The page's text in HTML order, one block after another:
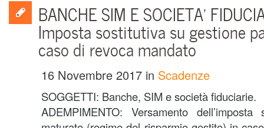
BANCHE SIM E SOCIETA’
Imposta sostitutiva su gestione
caso di revoca mandato
16 Novembre 2017 in Scadenze
SOGGETTI: Banche, SIM e società fiduciarie.
ADEMPIMENTO: Versamento